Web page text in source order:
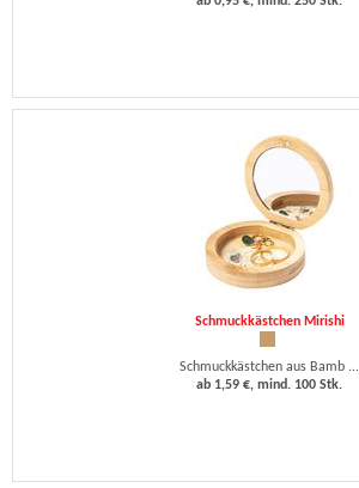
Schmuckkästchen Mirishi
Schmuckkästchen aus Bamb ...
ab 1,59 €, mind. 100 Stk.